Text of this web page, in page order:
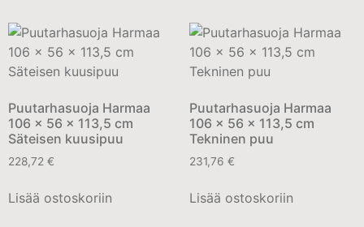
Puutarhasuoja Harmaa
106 x 56 x 113,5 cm
Säteisen kuusipuu
228,72 €
Lisää ostoskoriin
Puutarhasuoja Harmaa
106 x 56 x 113,5 cm
Tekninen puu
231,76 €
Lisää ostoskoriin